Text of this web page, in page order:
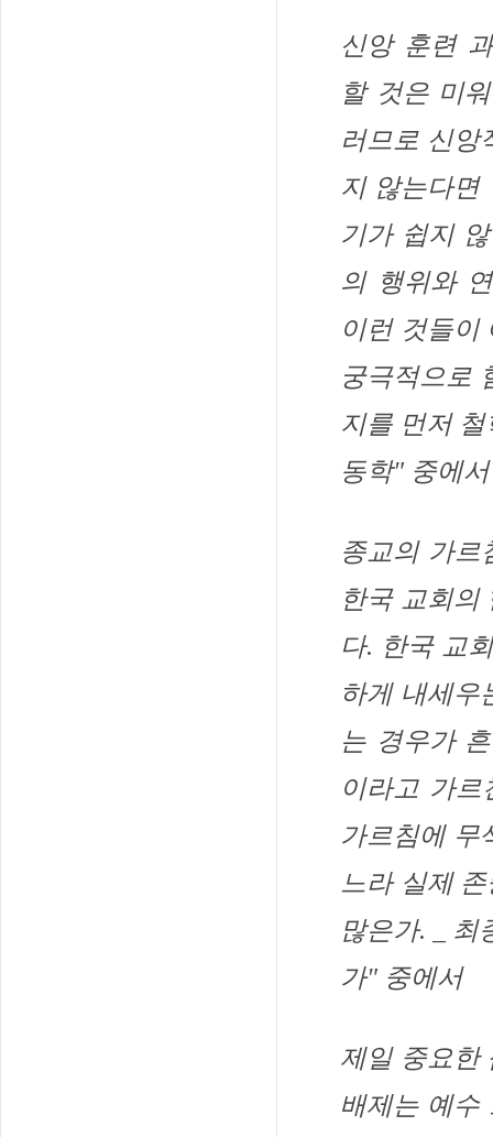
신앙 훈련
할 것은 미
러므로 신앙
지 않는다면
기가 쉽지
의 행위와
이런 것들이
궁극적으로
지를 먼저
동학" 중에
종교의 가르
한국 교회의
다. 한국 교
하게 내세우
는 경우가
이라고 가
가르침에 무
느라 실제
많은가.
_
가" 중에서
제일 중요한
배제는 예수